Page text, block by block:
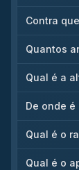
Contra
Quantos
Qual é a
De onde é
Qual é o
Qual é o